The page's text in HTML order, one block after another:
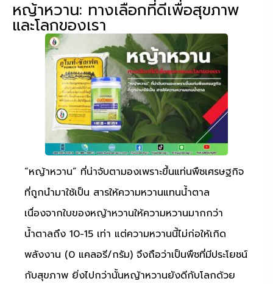
หญ้าหวาน: ทางเลือกที่ดีเพื่อสุขภาพ
และโลกของเรา
“หญ้าหวาน” ที่น่าจับตามองเพราะขึ้นแท่นพืชเศรษฐกิจ
ที่ถูกนำมาใช้เป็น สารให้ความหวานแทนน้ำตาล
เนื่องจากใบของหญ้าหวานให้ความหวานมากกว่า
น้ำตาลถึง 10-15 เท่า แต่ความหวานนี้ไม่ก่อให้เกิด
พลังงาน (0 แคลอรี/กรัม) จึงถือว่าเป็นพืชที่มีประโยชน์
กับสุขภาพ ยิ่งไปกว่านั้นหญ้าหวานยังดีกับโลกด้วย